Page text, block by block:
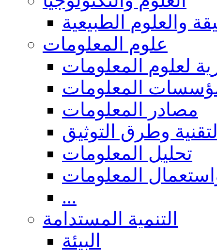
والعلوم الطبيعية
علوم المعلومات
لعلوم المعلومات
المعلومات
مصادر المعلومات
وطرق التوثيق
تحليل المعلومات
المعلومات
...
التنمية المستدامة
البيئة